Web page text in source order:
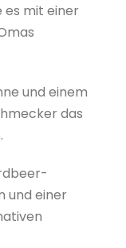
es mit einer
und einem
das
und einer